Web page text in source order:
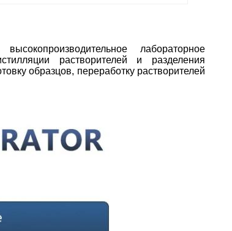
лабораторное
растворителей и разделения
образцов, переработку растворителей